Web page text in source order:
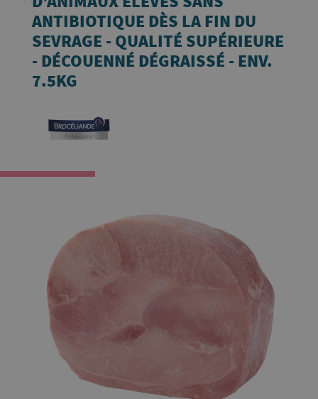
ANTIBIOTIQUE DÈS LA FIN DU
SEVRAGE - QUALITÉ SUPÉRIEURE
- DÉCOUENNÉ DÉGRAISSÉ - ENV.
7.5KG